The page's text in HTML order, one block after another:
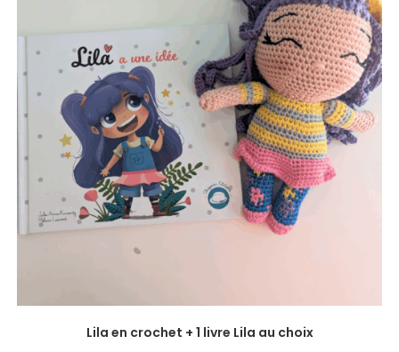
Lila en crochet + 1 livre Lila au choix